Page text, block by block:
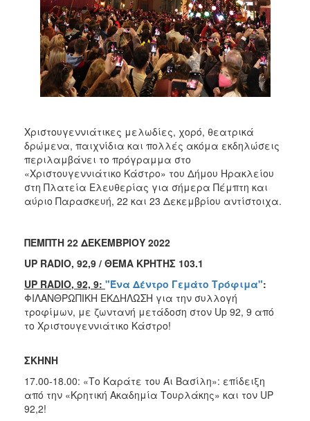
ΑΝΘΕΚΤΙΚΗ
Χριστουγεννιάτικες μελωδίες, χορό, θεατρικά
δρώμενα, παιχνίδια και πολλές ακόμα εκδηλώσεις
περιλαμβάνει το πρόγραμμα στο
«Χριστουγεννιάτικο Κάστρο» του Δήμου Ηρακλείου
στη Πλατεία Ελευθερίας για σήμερα Πέμπτη και
αύριο Παρασκευή, 22 και 23 Δεκεμβρίου αντίστοιχα.
ΠΕΜΠΤΗ 22 ΔΕΚΕΜΒΡΙΟΥ 2022
UP RADIO, 92,9 / ΘΕΜΑ ΚΡΗΤΗΣ 103.1
UP RADIO, 92, 9: "Ένα Δέντρο Γεμάτο Τρόφιμα":
ΦΙΛΑΝΘΡΩΠΙΚΗ ΕΚΔΗΛΩΣΗ για την συλλογή
τροφίμων, με ζωντανή μετάδοση στον Up 92, 9 από
το Χριστουγεννιάτικο Κάστρο!
ΣΚΗΝΗ
17.00-18.00: «Το Καράτε του Άι Βασίλη»: επίδειξη
από την «Κρητική Ακαδημία Τουρλάκης» και τον UP
92,2!